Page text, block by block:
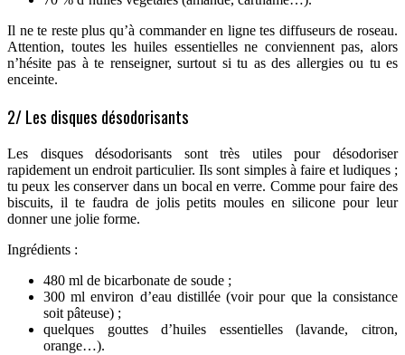
Il ne te reste plus qu’à commander en ligne tes diffuseurs de roseau.
Attention, toutes les huiles essentielles ne conviennent pas, alors
n’hésite pas à te renseigner, surtout si tu as des allergies ou tu es
enceinte.
2/ Les disques désodorisants
Les disques désodorisants sont très utiles pour désodoriser
rapidement un endroit particulier. Ils sont simples à faire et ludiques ;
tu peux les conserver dans un bocal en verre. Comme pour faire des
biscuits, il te faudra de jolis petits moules en silicone pour leur
donner une jolie forme.
Ingrédients :
480 ml de bicarbonate de soude ;
300 ml environ d’eau distillée (voir pour que la consistance
soit pâteuse) ;
quelques gouttes d’huiles essentielles (lavande, citron,
orange…).